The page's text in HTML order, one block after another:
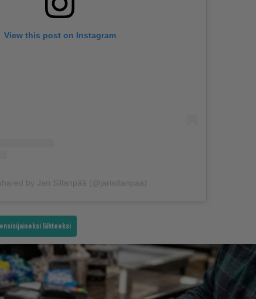
View this post on Instagram
by Jari Sillanpää (@jarisillanpaa)
lähteeksi